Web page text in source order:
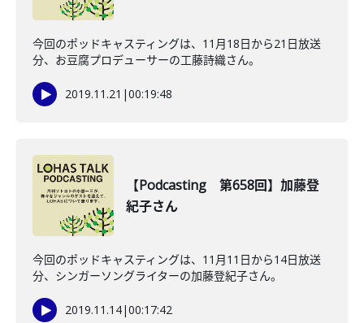
今回のポッドキャスティングは、11月18日から21日放送
分、お豆腐プロデューサーの工藤詩織さん。
2019.11.21 |00:19:48
【Podcasting 第658回】加藤登
紀子さん
今回のポッドキャスティングは、11月11日から14日放送
分、シンガーソングライターの加藤登紀子さん。
2019.11.14|00:17:42